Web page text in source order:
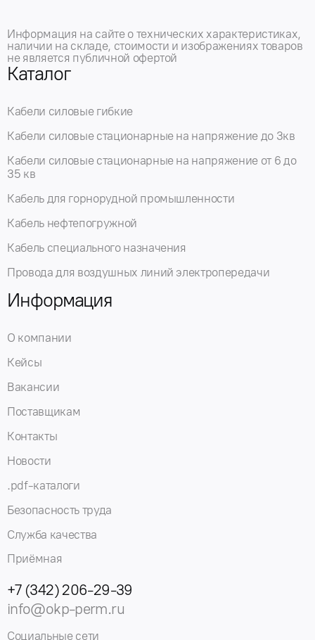
Информация на сайте о технических характеристиках,
наличии на складе, стоимости и изображениях товаров
не является публичной офертой
Каталог
Кабели силовые гибкие
Кабели силовые стационарные на напряжение до 3кв
Кабели силовые стационарные на напряжение от 6 до
35 кв
Кабель для горнорудной промышленности
Кабель нефтепогружной
Кабель специального назначения
Провода для воздушных линий электропередачи
Информация
О компании
Кейсы
Вакансии
Поставщикам
Контакты
Новости
.pdf-каталоги
Безопасность труда
Служба качества
Приёмная
+7 (342) 206-29-39
info@okp-perm.ru
Социальные сети